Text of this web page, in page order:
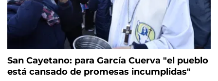
San Cayetano: para García Cuerva "el pueblo
está cansado de promesas incumplidas"